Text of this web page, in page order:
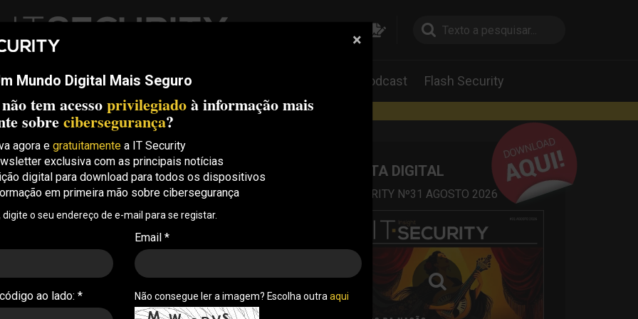
Threats Compliance Opinion Podcast Flash Security
Conference Lisboa: 8 de Outubro 2026 ✔️ Inscrições abertas
cloud da CISA
cloud ligadas à CISA num repositório
práticas de segurança em ambientes
REVISTA DIGITAL
IT SECURITY Nº31 AGOSTO 2026
×
Mundo Digital Mais Seguro
tem acessoprivilegiadoà informação mais
sobrecibersegurança?
agora e gratuitamente a IT Security
exclusiva com as principais notícias
digital para download para todos os dispositivos
em primeira mão sobre cibersegurança
digite o seu endereço de e-mail para se registar.
Email *
ao lado: * Não consegue ler a imagem? Escolha outraaqui